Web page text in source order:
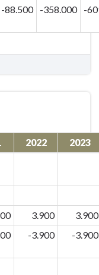
-88.500 -358.000 -
2022
2023
3.900
3.900
-3.900 -3.900